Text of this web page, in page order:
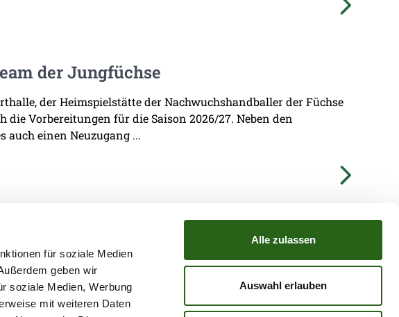
für soziale Medien
geben wir
soziale Medien, Werbung
mit weiteren Daten
Alle zulassen
Auswahl erlauben
der Jungfüchse
der Heimspielstätte der Nachwuchshandballer der Füchse
Vorbereitungen für die Saison 2026/27. Neben den
auch einen Neuzugang ...
DATENSCHUTZ ATGB